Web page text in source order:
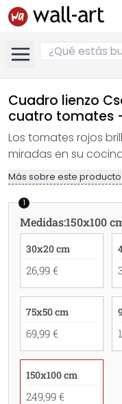
Cuadro lienzo
cuatro tomates
Los tomates rojos
miradas en su
Más sobre este producto
1
Medidas:150x100
30x20 cm
26,99 €
75x50 cm
69,99 €
150x100 cm
249,99 €